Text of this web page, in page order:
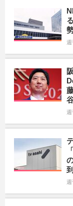
週
週
到
週